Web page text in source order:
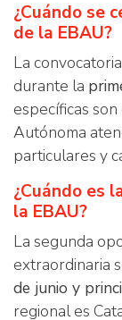
¿Cuándo se
de la EBAU?
La
durante la
específicas
Autónoma
particulares y
¿Cuándo es
la EBAU?
La segunda
extraordinaria
de junio y
regional es